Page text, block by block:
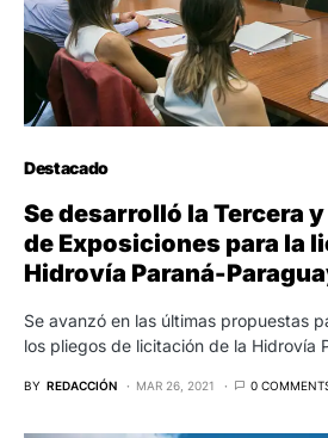
#TECNICA Destacado
articulado 100%
Marcopolo lanza el primer bus